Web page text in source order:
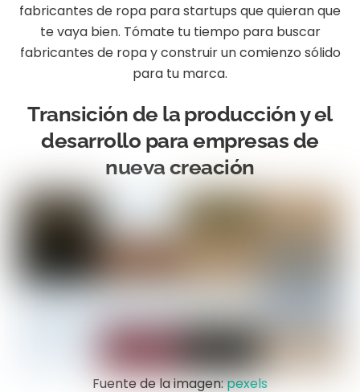
fabricantes de ropa para startups que quieran que
te vaya bien. Tómate tu tiempo para buscar
fabricantes de ropa y construir un comienzo sólido
para tu marca.
Transición de la producción y el
desarrollo para empresas de
nueva creación
Fuente de la imagen:pexels